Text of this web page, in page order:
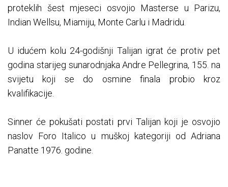
proteklih šest mjeseci osvojio Masterse u Parizu,
Indian Wellsu, Miamiju, Monte Carlu i Madridu.
U idućem kolu 24-godišnji Talijan igrat će protiv pet
godina starijeg sunarodnjaka Andre Pellegrina, 155. na
svijetu koji se do osmine finala probio kroz
kvalifikacije.
Sinner će pokušati postati prvi Talijan koji je osvojio
naslov Foro Italico u muškoj kategoriji od Adriana
Panatte 1976. godine.